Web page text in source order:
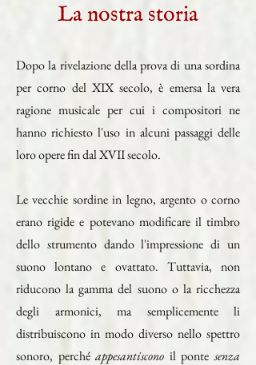
La nostra storia
Dopo la rivelazione della prova di una sordina
per corno del XIX secolo, è emersa la vera
ragione musicale per cui i compositori ne
hanno richiesto l'uso in alcuni passaggi delle
loro opere fin dal XVII secolo.
Le vecchie sordine in legno, argento o corno
erano rigide e potevano modificare il timbro
dello strumento dando l'impressione di un
suono lontano e ovattato. Tuttavia, non
riducono la gamma del suono o la ricchezza
degli armonici, ma semplicemente li
distribuiscono in modo diverso nello spettro
sonoro, perchéappesantiscono il pontesenza